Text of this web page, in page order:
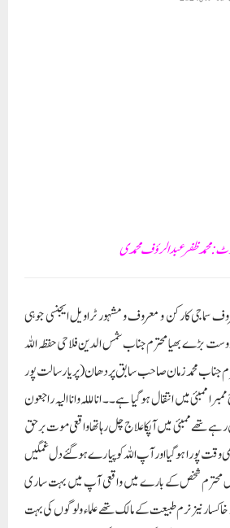
: محمد ظفر عبدالرؤف محمدی
سماجی کارکن و معروف و مشہور ٹراویل ایجنسی جوہی
بڑے بھیا محترم جناب شمس الدین فلاحی حفظہ اللہ
جناب محمد زمان صاحب سابق پردھان ( پریا رسالت پور
ممبئی میں انتقال ہوگیا ہے۔۔ انا لللہ وانا الیہ راجعون
تھے ممبئی میں آپکا علاج چل رہا تھا واقعی موت برحق
وقت پورا ہوگیا اور آپ اللہ کو پیارے ہوگئے دل غمگین
اس محترم شخص کے بارے میں واقعی آپ میں بہت ساری
نیز نرم طبیعت کے مالک تھے علماء و لوگوں کی بہت